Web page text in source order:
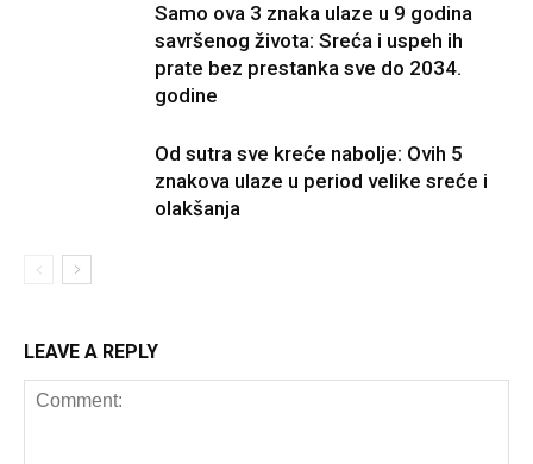
Samo ova 3 znaka ulaze u 9 godina
savršenog života: Sreća i uspeh ih
prate bez prestanka sve do 2034.
godine
Od sutra sve kreće nabolje: Ovih 5
znakova ulaze u period velike sreće i
olakšanja
LEAVE A REPLY